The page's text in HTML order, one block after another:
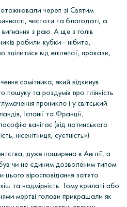
череп зі Святим
чистоти та благодаті, а
з раю. А ще з голів
робили кубки - нібито,
від епілепсії, прокази,
самітника, який відкинув
та роздумів про тлінність
проникло і у світський
Іспанії та Франції,
ванітас (від латинського
нісенітниця, суєтність»).
дуже поширена в Англії, а
чи не єдиним дозволеним типом
віросповідання затято
та надмірність. Тому крилаті або
мертві голови прикрашали як